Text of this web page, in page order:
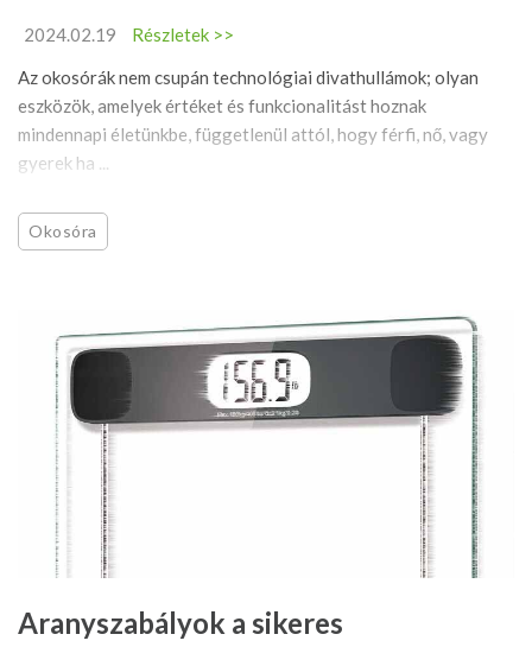
2024.02.19
Részletek >>
Az okosórák nem csupán technológiai divathullámok; olyan
eszközök, amelyek értéket és funkcionalitást hoznak
mindennapi életünkbe, függetlenül attól, hogy férfi, nő, vagy
gyerek ha ...
Okosóra
Aranyszabályok a sikeres